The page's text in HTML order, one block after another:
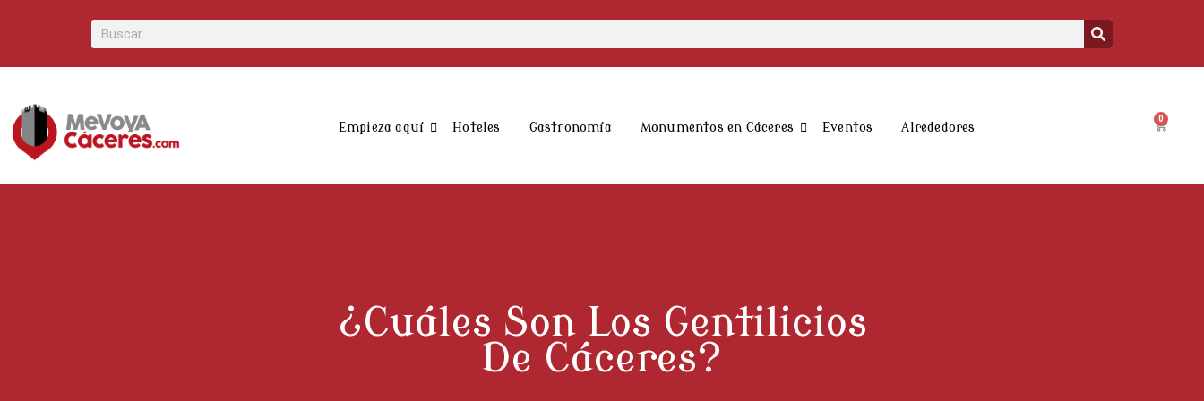
Buscar
Empieza aquí Hoteles Gastronomía Monumentos en Cáceres Eventos Alrededores
0
Carrito
¿Cuáles Son Los Gentilicios
De Cáceres?
Scroll